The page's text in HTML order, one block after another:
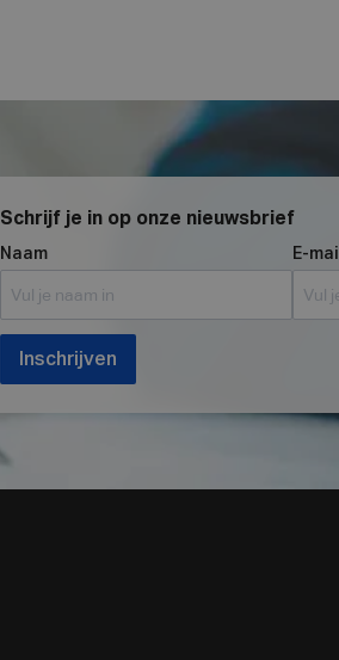
Schrijf je in op onze nieuwsbrief
Naam E-mail
Inschrijven